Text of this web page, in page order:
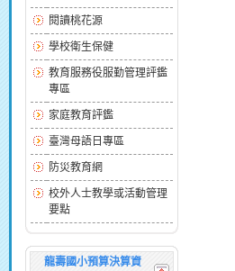
閱讀桃花源
學校衛生保健
教育服務役服勤管理評鑑
專區
家庭教育評鑑
臺灣母語日專區
防災教育網
校外人士教學或活動管理
要點
龍壽國小預算決算資